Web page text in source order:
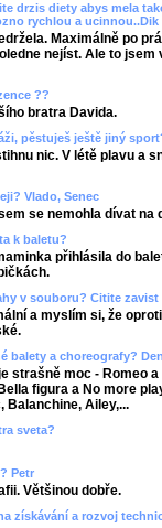
drzis diety abys mela
rychlou a ucinnou..Dik
Maximálně po
nejíst. Ale to
??
bratra Davida.
pěstuješ ještě jiný
nic. V létě plavu a
Vlado, Senec
se nemohla dívat na
k baletu?
přihlásila do
v souboru? Citite
a myslím si, že
balety a choreografy?
strašně moc - Romeo
figura a No more
Balanchine, Ailey,...
sveta?
Petr
Většinou dobře.
získávání a rozvoj